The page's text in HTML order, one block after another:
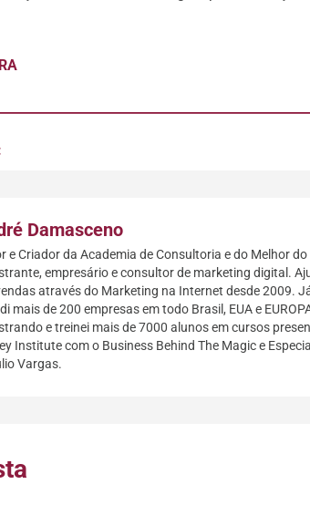
Damasceno
e Criador da Academia de Consultoria e do Melhor
empresário e consultor de marketing digital.
através do Marketing na Internet desde 2009.
mais de 200 empresas em todo Brasil, EUA e
e treinei mais de 7000 alunos em cursos
Institute com o Business Behind The Magic e
Vargas.